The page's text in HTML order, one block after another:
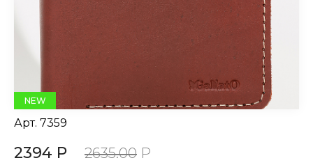
NEW
Арт. 7359
2394 Р 2635.00 Р